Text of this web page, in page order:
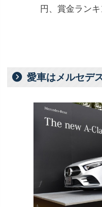
円、賞金ラン
愛車はメルセデ